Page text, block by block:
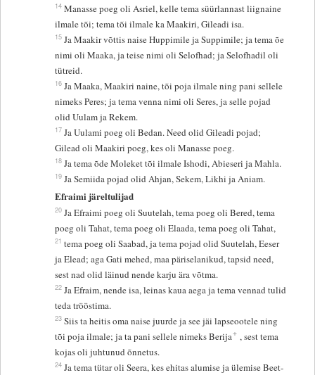
14 Manasse poeg oli Asriel, kelle tema süürlannast liignaine
ilmale tõi; tema tõi ilmale ka Maakiri, Gileadi isa.
15 Ja Maakir võttis naise Huppimile ja Suppimile; ja tema õe
nimi oli Maaka, ja teise nimi oli Selofhad; ja Selofhadil oli
tütreid.
16 Ja Maaka, Maakiri naine, tõi poja ilmale ning pani sellele
nimeks Peres; ja tema venna nimi oli Seres, ja selle pojad
olid Uulam ja Rekem.
17 Ja Uulami poeg oli Bedan. Need olid Gileadi pojad;
Gilead oli Maakiri poeg, kes oli Manasse poeg.
18 Ja tema õde Moleket tõi ilmale Ishodi, Abieseri ja Mahla.
19 Ja Semiida pojad olid Ahjan, Sekem, Likhi ja Aniam.
Efraimi järeltulijad
20 Ja Efraimi poeg oli Suutelah, tema poeg oli Bered, tema
poeg oli Tahat, tema poeg oli Elaada, tema poeg oli Tahat,
21 tema poeg oli Saabad, ja tema pojad olid Suutelah, Eeser
ja Elead; aga Gati mehed, maa päriselanikud, tapsid need,
sest nad olid läinud nende karju ära võtma.
22 Ja Efraim, nende isa, leinas kaua aega ja tema vennad tulid
teda trööstima.
23 Siis ta heitis oma naise juurde ja see jäi lapseootele ning
tõi poja ilmale; ja ta pani sellele nimeks Berija+ , sest tema
kojas oli juhtunud õnnetus.
24 Ja tema tütar oli Seera, kes ehitas alumise ja ülemise Beet-